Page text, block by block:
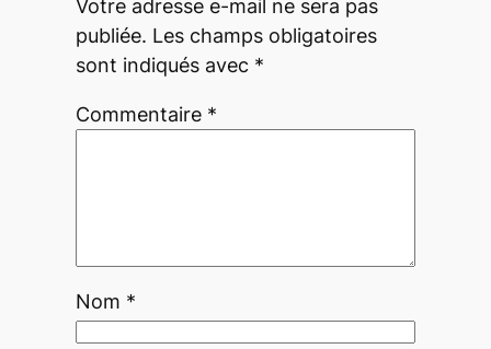
Votre adresse e-mail ne sera pas
publiée. Les champs obligatoires
sont indiqués avec *
Commentaire *
Nom *